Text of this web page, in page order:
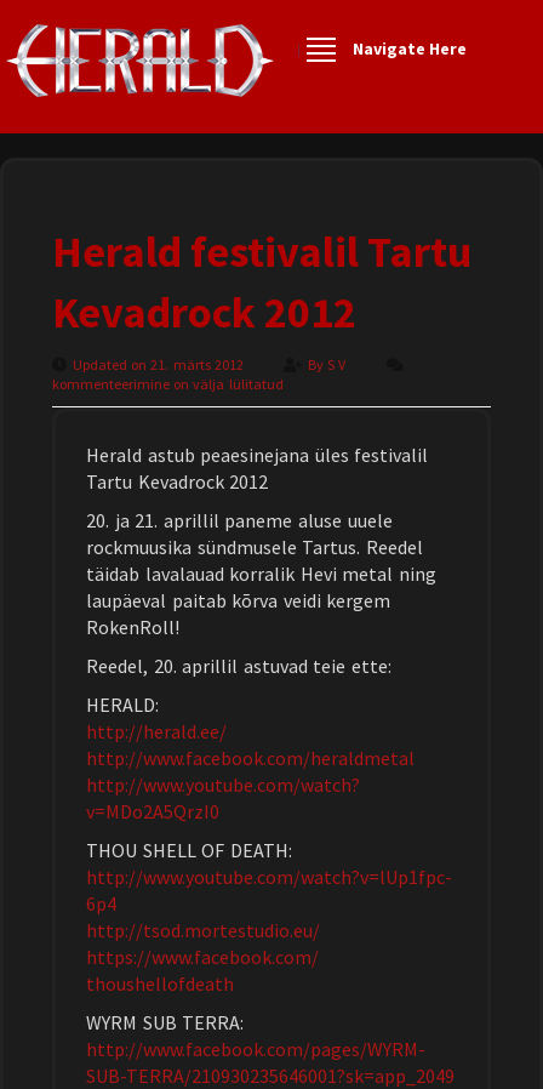
Navigate Here
Herald festivalil Tartu
Kevadrock 2012
Updated on 21. märts 2012 ByS V
kommenteerimine on välja lülitatud
Herald astub peaesinejana üles festivalil
Tartu Kevadrock 2012
20. ja 21. aprillil paneme aluse uuele
rockmuusika sündmusele Tartus. Reedel
täidab lavalauad korralik Hevi metal ning
laupäeval paitab kõrva veidi kergem
RokenRoll!
Reedel, 20. aprillil astuvad teie ette:
HERALD:
http://herald.ee/
http://www.facebook.com/heraldmetal
http://www.youtube.com/watch?
v=MDo2A5QrzI0
THOU SHELL OF DEATH:
http://www.youtube.com/watch?v=lUp1fpc-
6p4
http://tsod.mortestudio.eu/
https://www.facebook.com/
thoushellofdeath
WYRM SUB TERRA:
http://www.facebook.com/pages/WYRM-
SUB-TERRA/210930235646001?sk=app_2049